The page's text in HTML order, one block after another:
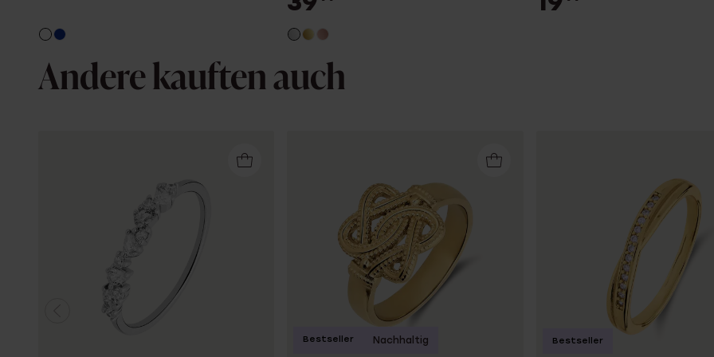
Andere kauften auch
Bestseller Nachhaltig Bestseller